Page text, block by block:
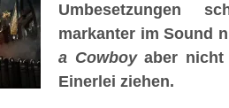
Umbesetzungen
markanter im Sound
a Cowboyaber nicht
Einerlei ziehen.